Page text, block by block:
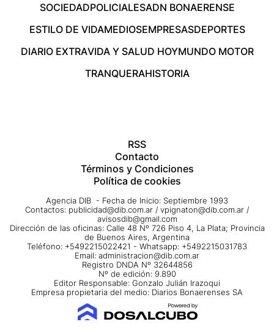
SOCIEDADPOLICIALESADN BONAERENSE
ESTILO DE VIDAMEDIOSEMPRESASDEPORTES
DIARIO EXTRAVIDA Y SALUD HOYMUNDO MOTOR
TRANQUERAHISTORIA
RSS
Contacto
Términos y Condiciones
Política de cookies
Agencia DIB - Fecha de Inicio: Septiembre 1993
Contactos: publicidad@dib.com.ar / vpignaton@dib.com.ar /
avisosdib@gmail.com
Dirección de las oficinas: Calle 48 Nº 726 Piso 4, La Plata; Provincia
de Buenos Aires, Argentina
Teléfono: +5492215022421 - Whatsapp: +5492215031783
Email: administracion@dib.com.ar
Registro DNDA Nº 32644856
Nº de edición: 9.890
Editor Responsable: Gonzalo Julián Irazoqui
Empresa propietaria del medio: Diarios Bonaerenses SA